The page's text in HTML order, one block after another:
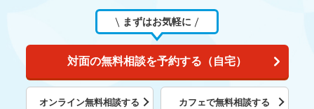
まずはお気軽に
対面の無料相談を予約する（自宅）
オンライン無料相談する カフェで無料相談する